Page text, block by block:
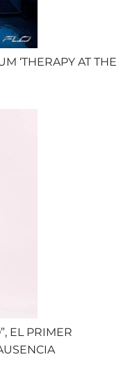
‘THERAPY AT THE
EL PRIMER